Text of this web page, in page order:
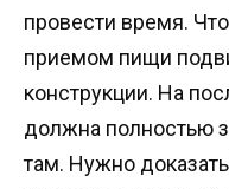
провести время.
приемом пищи
конструкции. На
должна полностью
там. Нужно